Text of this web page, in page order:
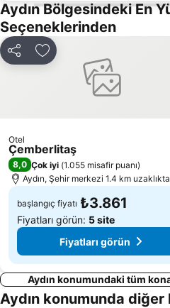
Meryemana The Virgin Mary's House
İsabey Camii
Artemision
Aydın Bölgesindeki En
Seçeneklerinden
Paylaş Favorilerime ekle
Otel
Çemberlitaş
8,0 Çok iyi (1.055 misafir puanı)
Aydın, Şehir merkezi 1.4 km uzaklıkta
başlangıç fiyatı ₺3.861
Fiyatları görün: 5 site
Fiyatları görün
Aydın konumundaki tüm
Aydın konumunda